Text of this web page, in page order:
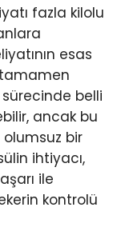
fazla kilolu
esas
sürecinde belli
ancak bu
olumsuz bir
ihtiyacı,
ile
kontrolü